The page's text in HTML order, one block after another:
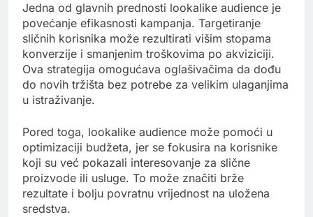
Jedna od glavnih prednosti lookalike audience je
povećanje efikasnosti kampanja. Targetiranje
sličnih korisnika može rezultirati višim stopama
konverzije i smanjenim troškovima po akviziciji.
Ova strategija omogućava oglašivačima da dođu
do novih tržišta bez potrebe za velikim ulaganjima
u istraživanje.
Pored toga, lookalike audience može pomoći u
optimizaciji budžeta, jer se fokusira na korisnike
koji su već pokazali interesovanje za slične
proizvode ili usluge. To može značiti brže
rezultate i bolju povratnu vrijednost na uložena
sredstva.